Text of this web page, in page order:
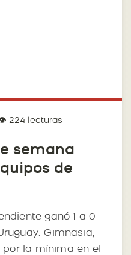
224 lecturas
semana
de
ganó 1 a 0
Gimnasia,
la mínima en el